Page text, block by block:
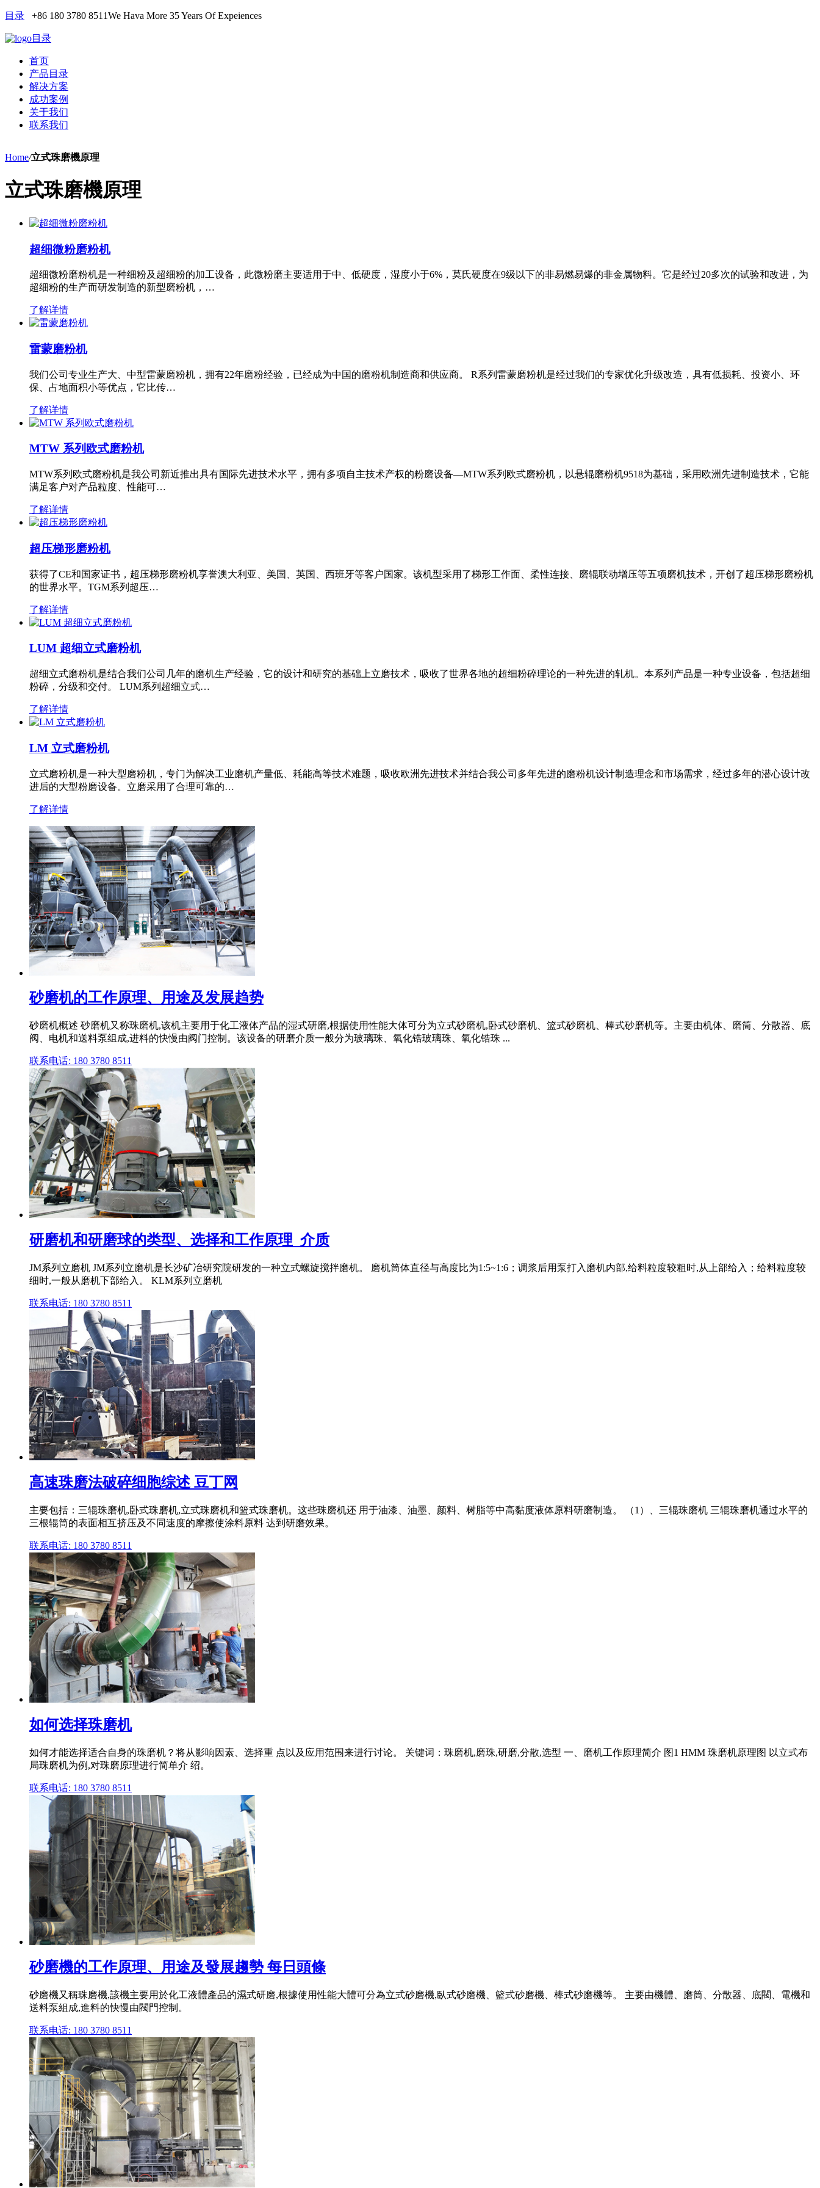
目录 +86 180 3780 8511We Hava More 35 Years Of Expeiences
目录
首页
产品目录
解决方案
成功案例
关于我们
联系我们
Home/立式珠磨機原理
立式珠磨機原理
超细微粉磨粉机
超细微粉磨粉机是一种细粉及超细粉的加工设备，此微粉磨主要适用于中、低硬度，湿度小于6%，莫氏硬度在9级以下的非易燃易爆的非金属物料。它是经过20多次的试验和改进，为
超细粉的生产而研发制造的新型磨粉机，…
了解详情
雷蒙磨粉机
我们公司专业生产大、中型雷蒙磨粉机，拥有22年磨粉经验，已经成为中国的磨粉机制造商和供应商。 R系列雷蒙磨粉机是经过我们的专家优化升级改造，具有低损耗、投资小、环
保、占地面积小等优点，它比传…
了解详情
MTW 系列欧式磨粉机
MTW系列欧式磨粉机是我公司新近推出具有国际先进技术水平，拥有多项自主技术产权的粉磨设备—MTW系列欧式磨粉机，以悬辊磨粉机9518为基础，采用欧洲先进制造技术，它能
满足客户对产品粒度、性能可…
了解详情
超压梯形磨粉机
获得了CE和国家证书，超压梯形磨粉机享誉澳大利亚、美国、英国、西班牙等客户国家。该机型采用了梯形工作面、柔性连接、磨辊联动增压等五项磨机技术，开创了超压梯形磨粉机
的世界水平。TGM系列超压…
了解详情
LUM 超细立式磨粉机
超细立式磨粉机是结合我们公司几年的磨机生产经验，它的设计和研究的基础上立磨技术，吸收了世界各地的超细粉碎理论的一种先进的轧机。本系列产品是一种专业设备，包括超细
粉碎，分级和交付。 LUM系列超细立式…
了解详情
LM 立式磨粉机
立式磨粉机是一种大型磨粉机，专门为解决工业磨机产量低、耗能高等技术难题，吸收欧洲先进技术并结合我公司多年先进的磨粉机设计制造理念和市场需求，经过多年的潜心设计改
进后的大型粉磨设备。立磨采用了合理可靠的…
了解详情
砂磨机的工作原理、用途及发展趋势
砂磨机概述 砂磨机又称珠磨机,该机主要用于化工液体产品的湿式研磨,根据使用性能大体可分为立式砂磨机,卧式砂磨机、篮式砂磨机、棒式砂磨机等。主要由机体、磨筒、分散器、底
阀、电机和送料泵组成,进料的快慢由阀门控制。该设备的研磨介质一般分为玻璃珠、氧化锆玻璃珠、氧化锆珠 ...
联系电话: 180 3780 8511
研磨机和研磨球的类型、选择和工作原理_介质
JM系列立磨机 JM系列立磨机是长沙矿冶研究院研发的一种立式螺旋搅拌磨机。 磨机筒体直径与高度比为1:5~1:6；调浆后用泵打入磨机内部,给料粒度较粗时,从上部给入；给料粒度较
细时,一般从磨机下部给入。 KLM系列立磨机
联系电话: 180 3780 8511
高速珠磨法破碎细胞综述 豆丁网
主要包括：三辊珠磨机,卧式珠磨机,立式珠磨机和篮式珠磨机。这些珠磨机还 用于油漆、油墨、颜料、树脂等中高黏度液体原料研磨制造。 （1）、三辊珠磨机 三辊珠磨机通过水平的
三根辊筒的表面相互挤压及不同速度的摩擦使涂料原料 达到研磨效果。
联系电话: 180 3780 8511
如何选择珠磨机
如何才能选择适合自身的珠磨机？将从影响因素、选择重 点以及应用范围来进行讨论。 关键词：珠磨机,磨珠,研磨,分散,选型 一、磨机工作原理简介 图1 HMM 珠磨机原理图 以立式布
局珠磨机为例,对珠磨原理进行简单介 绍。
联系电话: 180 3780 8511
砂磨機的工作原理、用途及發展趨勢 每日頭條
砂磨機又稱珠磨機,該機主要用於化工液體產品的濕式研磨,根據使用性能大體可分為立式砂磨機,臥式砂磨機、籃式砂磨機、棒式砂磨機等。 主要由機體、磨筒、分散器、底閥、電機和
送料泵組成,進料的快慢由閥門控制。
联系电话: 180 3780 8511